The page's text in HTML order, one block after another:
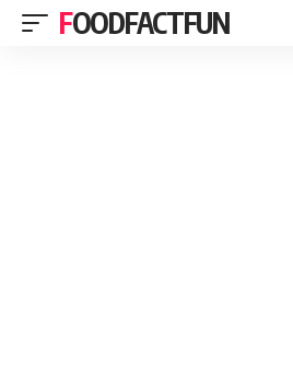
FOODFACTFUN